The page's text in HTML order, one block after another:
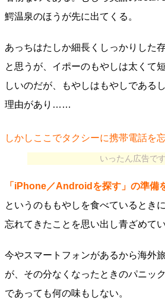
鰐温泉のほうが先に出てくる。
あっちはたしか細長くしっかりした
と思うが、イポーのもやしは太くて
しいのだが、もやしはもやしである
理由があり……
しかしここでタクシーに携帯電話を
いったん広告です
「iPhone／Androidを探す」の準備
というのももやしを食べているとき
忘れてきたことを思い出し青ざめて
今やスマートフォンがあるから海外
が、その分なくなったときのパニッ
であっても何の味もしない。